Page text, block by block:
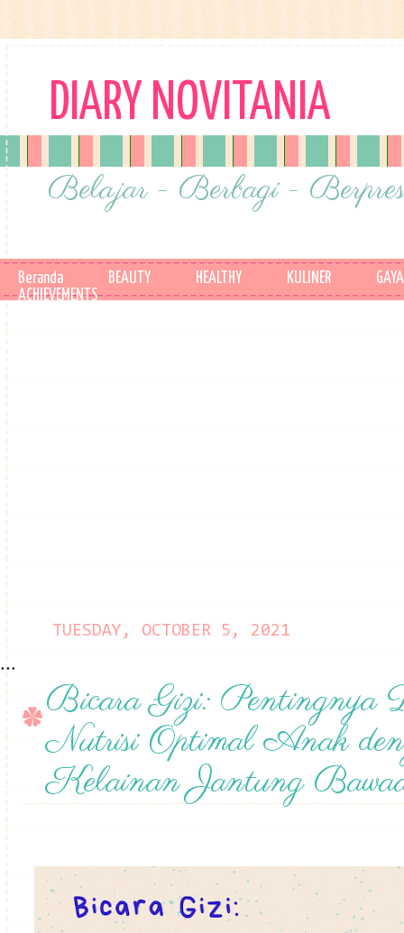
DIARY NOVITANIA
Belajar - Berbagi -
Beranda BEAUTY HEALTHY KULINER
ACHIEVEMENTS
TUESDAY, OCTOBER 5, 2021
...
Bicara Gizi: Pentingnya
Nutrisi Optimal Anak
Kelainan Jantung